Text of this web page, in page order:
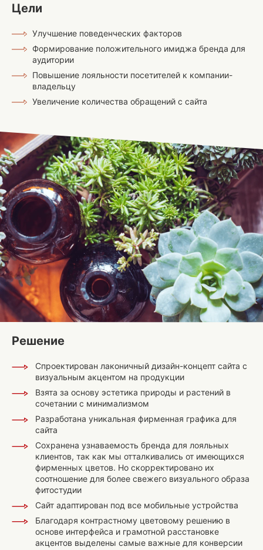
Цели
Улучшение поведенческих факторов
Формирование положительного имиджа бренда для
аудитории
Повышение лояльности посетителей к компании-
владельцу
Увеличение количества обращений с сайта
Решение
Спроектирован лаконичный дизайн-концепт сайта с
визуальным акцентом на продукции
Взята за основу эстетика природы и растений в
сочетании с минимализмом
Разработана уникальная фирменная графика для
сайта
Сохранена узнаваемость бренда для лояльных
клиентов, так как мы отталкивались от имеющихся
фирменных цветов. Но скорректировано их
соотношение для более свежего визуального образа
фитостудии
Сайт адаптирован под все мобильные устройства
Благодаря контрастному цветовому решению в
основе интерфейса и грамотной расстановке
акцентов выделены самые важные для конверсии